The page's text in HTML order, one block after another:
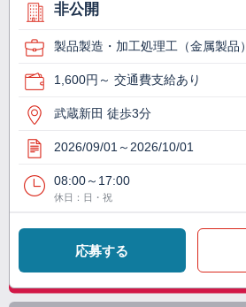
非公開
製品製造・加工処理工（金属製品）
1,600円～ 交通費支給あり
武蔵新田 徒歩3分
2026/09/01～2026/10/01
08:00～17:00
休日：日・祝
応募する